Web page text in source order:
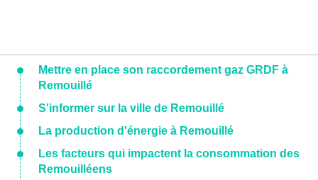
Mettre en place son raccordement gaz GRDF à
Remouillé
S'informer sur la ville de Remouillé
La production d'énergie à Remouillé
Les facteurs qui impactent la consommation des
Remouilléens